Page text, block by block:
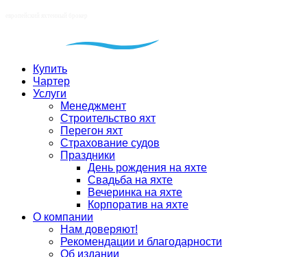
Купить
Чартер
Услуги
Менеджмент
Строительство яхт
Перегон яхт
Страхование судов
Праздники
День рождения на яхте
Свадьба на яхте
Вечеринка на яхте
Корпоратив на яхте
О компании
Нам доверяют!
Рекомендации и благодарности
Об издании